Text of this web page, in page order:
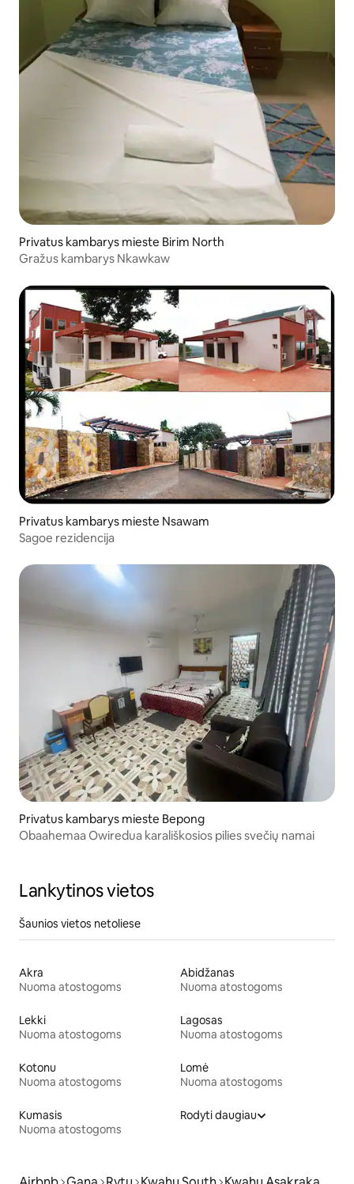
Privatus kambarys mieste Birim North
Gražus kambarys Nkawkaw
Privatus kambarys mieste Nsawam
Sagoe rezidencija
Privatus kambarys mieste Bepong
Obaahemaa Owiredua karališkosios pilies svečių namai
Lankytinos vietos
Šaunios vietos netoliese
Akra
Nuoma atostogoms
Abidžanas
Nuoma atostogoms
Lekki
Nuoma atostogoms
Lagosas
Nuoma atostogoms
Kotonu
Nuoma atostogoms
Lomė
Nuoma atostogoms
Kumasis
Nuoma atostogoms
Rodyti daugiau